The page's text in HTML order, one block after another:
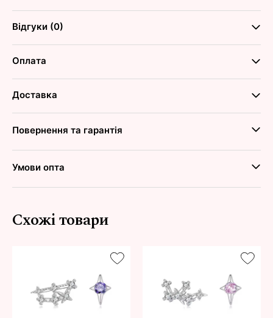
Відгуки (0)
Оплата
Доставка
Повернення та гарантія
Умови опта
Схожі товари